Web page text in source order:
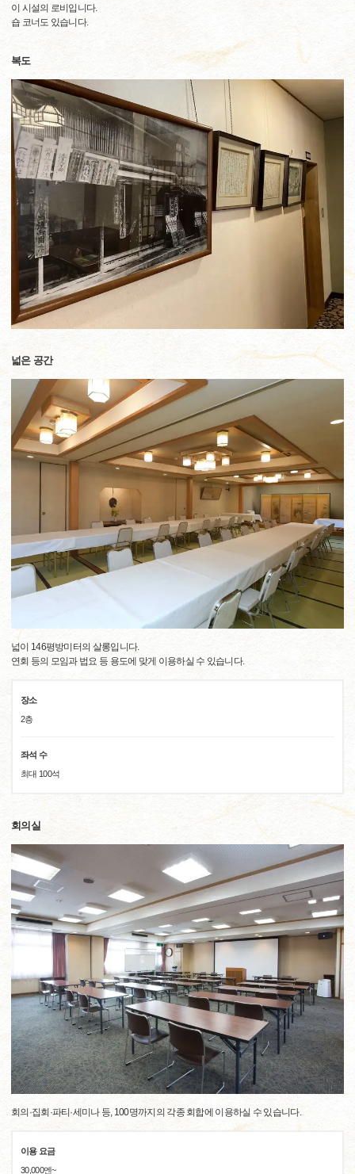
이 시설의 로비입니다.
숍 코너도 있습니다.
복도
넓은 공간
넓이 146평방미터의 살롱입니다.
연회 등의 모임과 법요 등 용도에 맞게 이용하실 수 있습니다.
장소
2층
좌석 수
최대 100석
회의실
회의·집회·파티·세미나 등, 100명까지의 각종 회합에 이용하실 수 있습니다.
이용 요금
30,000엔~